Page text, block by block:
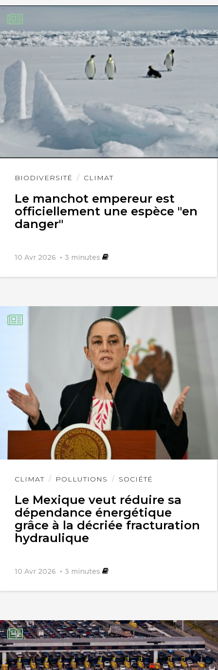
BIODIVERSITÉ CLIMAT
Le manchot empereur est
officiellement une espèce "en
danger"
10 Avr 2026 3 minutes
Lire
CLIMAT POLLUTIONS SOCIÉTÉ
Le Mexique veut réduire sa
dépendance énergétique
grâce à la décriée fracturation
hydraulique
10 Avr 2026 3 minutes
Lire